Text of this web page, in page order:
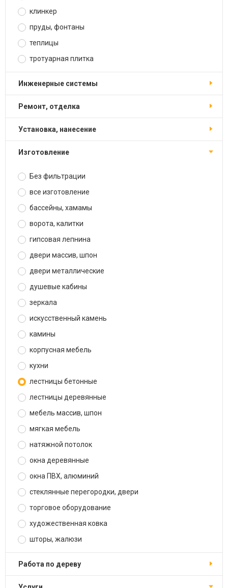
клинкер
пруды, фонтаны
теплицы
тротуарная плитка
инженерные системы
ремонт, отделка
установка, нанесение
изготовление
Без фильтрации
все изготовление
бассейны, хамамы
ворота, калитки
гипсовая лепнина
двери массив, шпон
двери металлические
душевые кабины
зеркала
искусственный камень
камины
корпусная мебель
кухни
лестницы бетонные
лестницы деревянные
мебель массив, шпон
мягкая мебель
натяжной потолок
окна деревянные
окна ПВХ, алюминий
стеклянные перегородки, двери
торговое оборудование
художественная ковка
шторы, жалюзи
работа по дереву